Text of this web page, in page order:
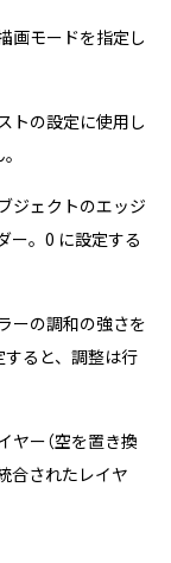
画モードを指定し
トの設定に使用し
ジェクトのエッジ
ー。0 に設定する
ーの調和の強さを
ると、調整は行
ー（空を置き換
合されたレイヤ